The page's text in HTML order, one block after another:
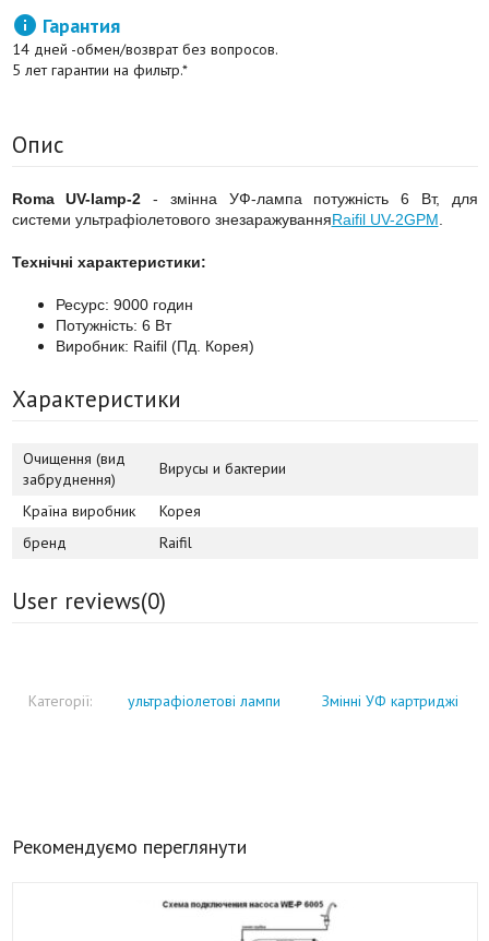
 Гарантия
14 дней -обмен/возврат без вопросов.
5 лет гарантии на фильтр.*
Опис
Roma UV-lamp-2 - змінна УФ-лампа потужність 6 Вт, для
системи ультрафіолетового знезаражуванняRaifil UV-2GPM
Технічні характеристики:
Ресурс: 9000 годин
Потужність: 6 Вт
Виробник: Raifil (Пд. Корея)
Характеристики
Очищення (вид
забруднення)
Вирусы и бактерии
Країна виробник
Корея
бренд
Raifil
User reviews(0)
Категорії: ультрафіолетові лампи Змінні УФ картриджі
Рекомендуємо переглянути